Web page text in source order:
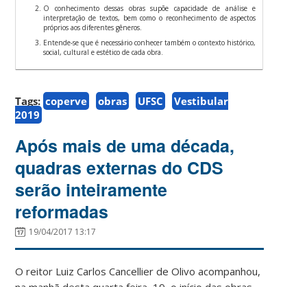
O conhecimento dessas obras supõe capacidade de análise e
interpretação de textos, bem como o reconhecimento de aspectos
próprios aos diferentes gêneros.
Entende-se que é necessário conhecer também o contexto histórico,
social, cultural e estético de cada obra.
Tags: coperve obras UFSC
Vestibular
2019
Após mais de uma década,
quadras externas do CDS
serão inteiramente
reformadas
19/04/2017 13:17
O reitor Luiz Carlos Cancellier de Olivo acompanhou,